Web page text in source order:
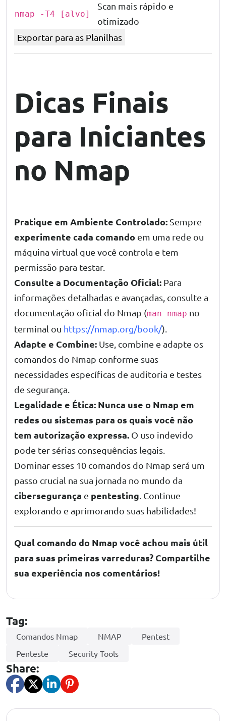
nmap -T4 [alvo]
Scan mais rápido e
otimizado
Exportar para as Planilhas
Dicas Finais
para Iniciantes
no Nmap
Pratique em Ambiente Controlado: Sempre
experimente cada comando em uma rede ou
máquina virtual que você controla e tem
permissão para testar.
Consulte a Documentação Oficial: Para
informações detalhadas e avançadas, consulte a
documentação oficial do Nmap (man nmap no
terminal ou https://nmap.org/book/).
Adapte e Combine: Use, combine e adapte os
comandos do Nmap conforme suas
necessidades específicas de auditoria e testes
de segurança.
Legalidade e Ética: Nunca use o Nmap em
redes ou sistemas para os quais você não
tem autorização expressa. O uso indevido
pode ter sérias consequências legais.
Dominar esses 10 comandos do Nmap será um
passo crucial na sua jornada no mundo da
cibersegurança e pentesting . Continue
explorando e aprimorando suas habilidades!
Qual comando do Nmap você achou mais útil
para suas primeiras varreduras? Compartilhe
sua experiência nos comentários!
Tag:
Comandos Nmap NMAP
Pentest
Penteste
Security Tools
Share: